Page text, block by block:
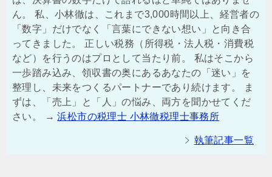
ん。 私、小林徹は、これまで3,000時間以上、経営者の
「数字」だけでなく「言葉にできない想い」と向き合
ってきました。 正しい税務（所得税・法人税・消費税
など）を行うのはプロとして当たり前。 私はそこから
一歩踏み込み、領収書の奥にあるあなたの「迷い」を
整理し、未来をつくるパートナーであり続けます。 ま
ずは、「売上」と「人」の悩み、両方を聞かせてくだ
さい。 →浜松市の税理士 小林徹税理士事務所
執筆記事一覧